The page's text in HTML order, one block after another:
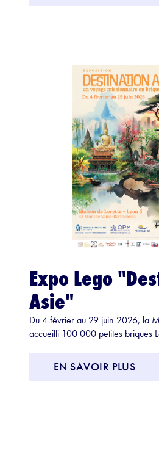
Expo Lego
Asie"
Du 4 février au 29 juin 2026, la
accueilli 100 000 petites briques
EN SAVOIR PLUS